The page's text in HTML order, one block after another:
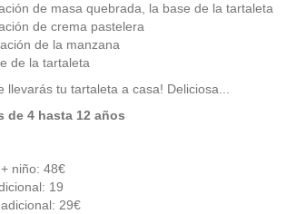
de masa quebrada, la base de la tartaleta
de crema pastelera
de la manzana
de la tartaleta
llevarás tu tartaleta a casa! Deliciosa...
de 4 hasta 12 años
niño: 48€
19
29€